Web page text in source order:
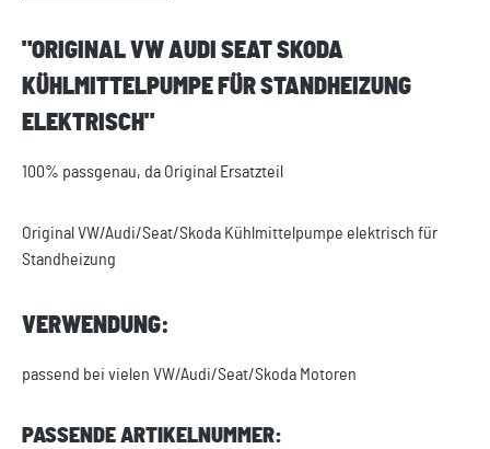
"ORIGINAL VW AUDI SEAT SKODA
KÜHLMITTELPUMPE FÜR STANDHEIZUNG
ELEKTRISCH"
100% passgenau, da Original Ersatzteil
Original VW/Audi/Seat/Skoda Kühlmittelpumpe elektrisch für
Standheizung
VERWENDUNG:
passend bei vielen VW/Audi/Seat/Skoda Motoren
PASSENDE ARTIKELNUMMER: